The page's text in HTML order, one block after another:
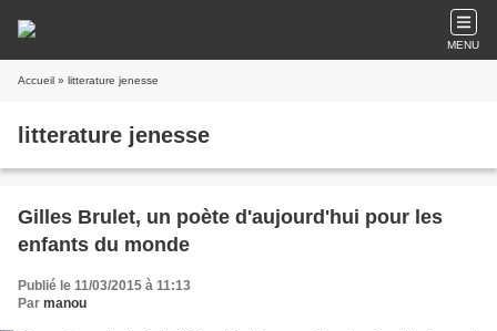
MENU
Accueil » litterature jenesse
litterature jenesse
Gilles Brulet, un poète d'aujourd'hui pour les
enfants du monde
Publié le 11/03/2015 à 11:13
Par manou